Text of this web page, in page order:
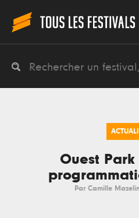
Ouest
Par Camille Mazelin